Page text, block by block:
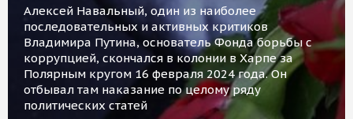
Алексей Навальный, один из наиболее
последовательных и активных критиков
Владимира Путина, основатель Фонда борьбы с
коррупцией, скончался в колонии в Харпе за
Полярным кругом 16 февраля 2024 года. Он
отбывал там наказание по целому ряду
политических статей